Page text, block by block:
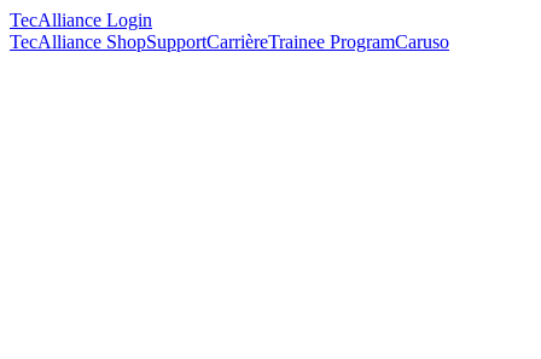
TecAlliance Login
TecAlliance ShopSupportCarrièreTrainee ProgramCaruso